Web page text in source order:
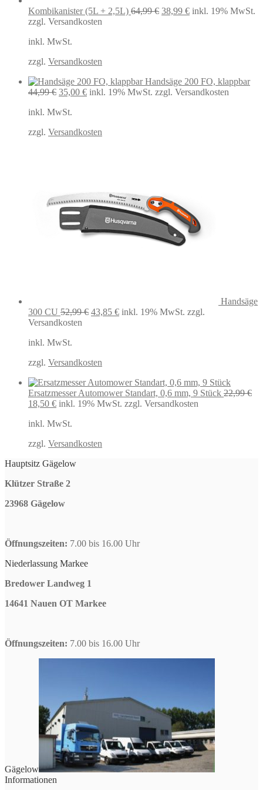
Kombikanister (5L + 2,5L) 64,99€ Ursprünglicher
38,99 €Aktueller
inkl. 19% MwSt.
zzgl. Versandkosten
inkl. MwSt.
zzgl. Versandkosten
Handsäge 200 FO, klappbar
44,99€ Ursprünglicher
war:
35,00 €Aktueller
inkl. 19% MwSt. zzgl. Versandkosten
inkl. MwSt.
zzgl. Versandkosten
Handsäge
300 CU 52,99€ Ursprünglicher
43,85 €Aktueller
inkl. 19% MwSt. zzgl.
Versandkosten
inkl. MwSt.
zzgl. Versandkosten
Ersatzmesser Automower Standart, 0,6 mm, 9 Stück 22,99€
Ursprünglicher
war:
18,50 €Aktueller
ist:
inkl. 19% MwSt. zzgl. Versandkosten
inkl. MwSt.
zzgl. Versandkosten
Hauptsitz Gägelow
Klützer Straße 2
23968 Gägelow
Öffnungszeiten: 7.00 bis 16.00 Uhr
Niederlassung Markee
Bredower Landweg 1
14641 Nauen OT Markee
Öffnungszeiten: 7.00 bis 16.00 Uhr
Gägelow
Informationen